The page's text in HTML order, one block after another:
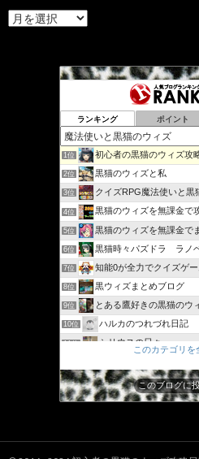
ア
ー
ランキング ポイント
1位 初心者の黒猫のウィズ攻略日記
2位 黒猫のウィズと私
3位 クイズRPG魔法使いと黒猫の
4位 黒猫のウィズを無課金で
5位 黒猫のウィズを無課金で
6位 黒猫時々パズドラ ラノ
7位 知能0が全力でクイズゲー
8位 黒ウィズまとめブログ
9位 とある鷹好きの黒猫のウ
10位 ハルカのつれづれ日記
11位 シリウスの日々
13位 30過ぎてもゲーム好き
14位 黒猫のウィズと配布ク
このカテゴリを
このブログに